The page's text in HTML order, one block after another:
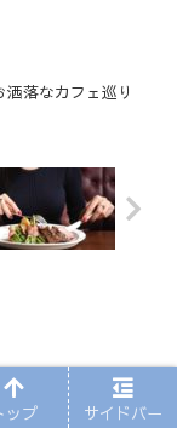
落なカフェ巡り
ップ サイドバー